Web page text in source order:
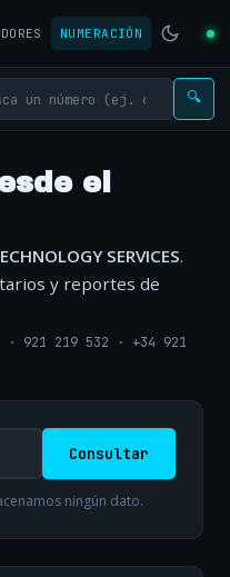
NUMERACIÓN
🔍
el
SERVICES.
y reportes de
· 921 219 532 · +34 921
Consultar
ningún dato.